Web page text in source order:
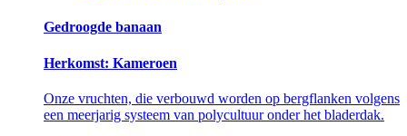
Gedroogde banaan
Herkomst: Kameroen
Onze vruchten, die verbouwd worden op bergflanken volgens
een meerjarig systeem van polycultuur onder het bladerdak.